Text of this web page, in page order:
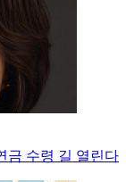
금 수령 길 열린다